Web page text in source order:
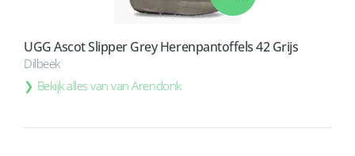
UGG Ascot Slipper Grey Herenpantoffels 42 Grijs
Dilbeek
Bekijk alles van van Arendonk